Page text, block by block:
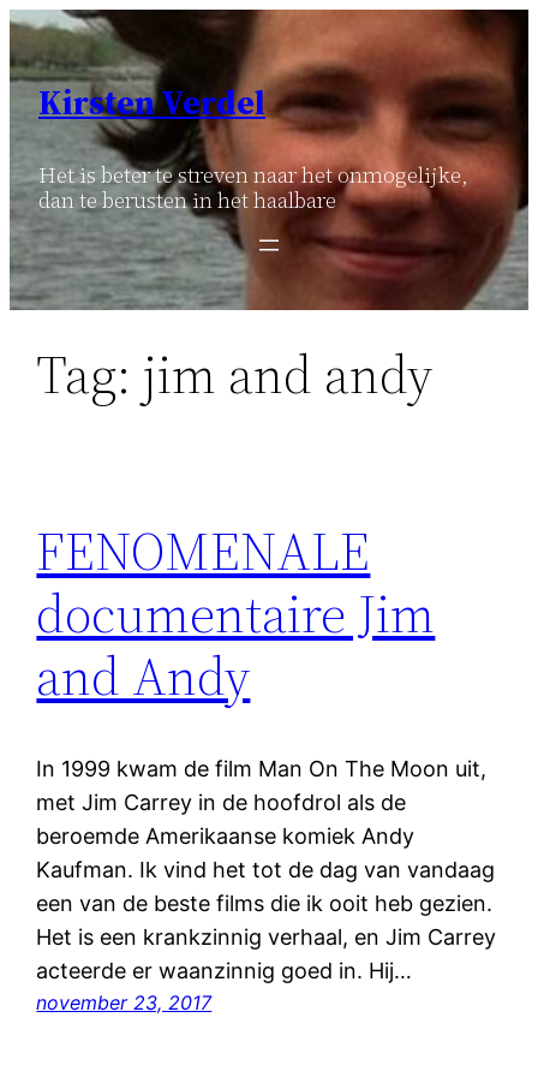
Ga
naar
inhoud
Kirsten Verdel
Het is beter te streven naar het onmogelijke,
dan te berusten in het haalbare
Tag: jim and andy
FENOMENALE
documentaire Jim
and Andy
In 1999 kwam de film Man On The Moon uit,
met Jim Carrey in de hoofdrol als de
beroemde Amerikaanse komiek Andy
Kaufman. Ik vind het tot de dag van vandaag
een van de beste films die ik ooit heb gezien.
Het is een krankzinnig verhaal, en Jim Carrey
acteerde er waanzinnig goed in. Hij…
november 23, 2017